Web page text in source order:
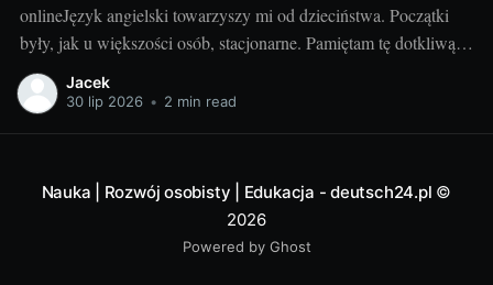
onlineJęzyk angielski towarzyszy mi od dzieciństwa. Początki
były, jak u większości osób, stacjonarne. Pamiętam tę dotkliwą
niechęć do porannego wstawania, pendolowania do szkoły i
powrotów w gorszym nastroju, niż w momencie wyjścia.
Jacek
30 lip 2026 • 2 min read
Nauka | Rozwój osobisty | Edukacja - deutsch24.pl ©
2026
Powered by Ghost